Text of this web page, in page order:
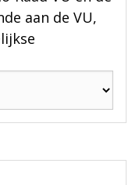
aan de VU,